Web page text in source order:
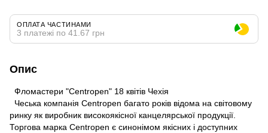
ОПЛАТА ЧАСТИНАМИ
3 платежі по 41.67 грн
Опис
Фломастери "Centropen" 18 квітів Чехія
Чеська компанія Centropen багато років відома на світовому
ринку як виробник високоякісної канцелярської продукції.
Торгова марка Centropen є синонімом якісних і доступних